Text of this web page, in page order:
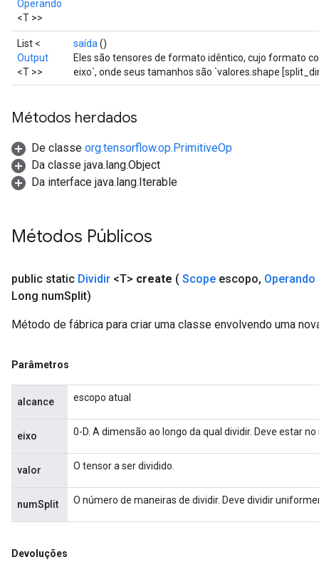
Operando
<T >>
List <
Output
<T >>
saída ()
Eles são tensores de formato idêntico, cujo formato
eixo`, onde seus tamanhos são `valores.shape
Métodos herdados
De classe org.tensorflow.op.PrimitiveOp
Da classe java.lang.Object
Da interface java.lang.Iterable
Métodos Públicos
public static Dividir <T> create ( Scope escopo, Operando
Long numSplit)
Método de fábrica para criar uma classe envolvendo uma
Parâmetros
alcance escopo atual
eixo 0-D. A dimensão ao longo da qual dividir. Deve estar
valor O tensor a ser dividido.
numSplit O número de maneiras de dividir. Deve dividir
Devoluções